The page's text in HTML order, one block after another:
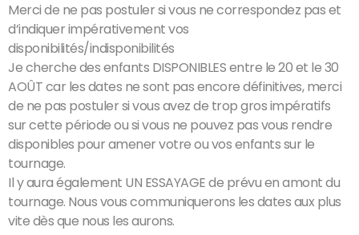
Merci de ne pas postuler si vous ne correspondez pas et
d’indiquer impérativement vos
disponibilités/indisponibilités
Je cherche des enfants DISPONIBLES entre le 20 et le 30
AOÛT car les dates ne sont pas encore définitives, merci
de ne pas postuler si vous avez de trop gros impératifs
sur cette période ou si vous ne pouvez pas vous rendre
disponibles pour amener votre ou vos enfants sur le
tournage.
Il y aura également UN ESSAYAGE de prévu en amont du
tournage. Nous vous communiquerons les dates aux plus
vite dès que nous les aurons.